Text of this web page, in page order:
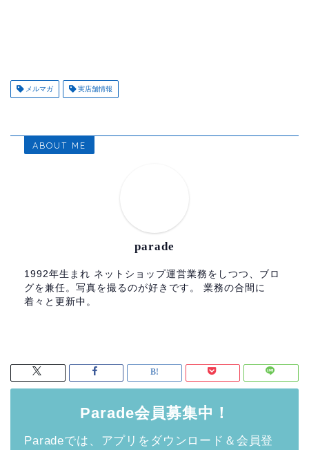
メルマガ 実店舗情報
ABOUT ME
parade
1992年生まれ ネットショップ運営業務をしつつ、ブロ
グを兼任。写真を撮るのが好きです。 業務の合間に
着々と更新中。
Parade会員募集中！
Paradeでは、アプリをダウンロード＆会員登